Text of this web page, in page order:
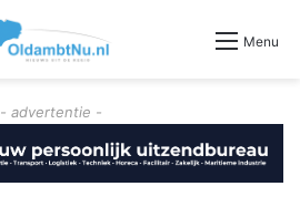
Menu
- advertentie -